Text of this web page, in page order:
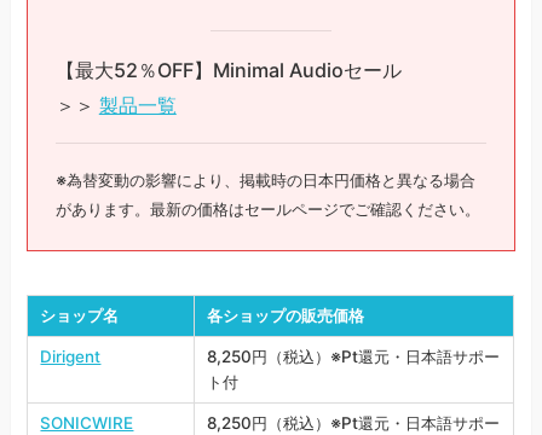
【最大52％OFF】Minimal Audioセール
＞＞ 製品一覧
※為替変動の影響により、掲載時の日本円価格と異なる場合
があります。最新の価格はセールページでご確認ください。
ショップ名 各ショップの販売価格
Dirigent
8,250円（税込）※Pt還元・日本語サポー
ト付
SONICWIRE
8,250円（税込）※Pt還元・日本語サポー